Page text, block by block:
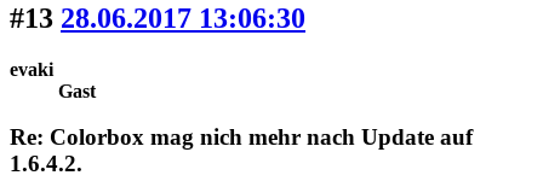
#13 28.06.2017 13:06:30
evaki
Gast
Re: Colorbox mag nich mehr nach Update auf
1.6.4.2.